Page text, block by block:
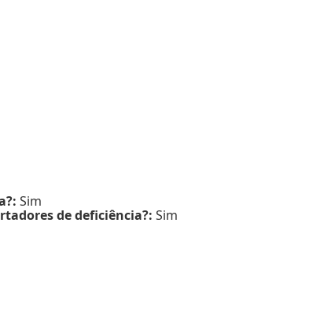
Sim
de deficiência?: Sim